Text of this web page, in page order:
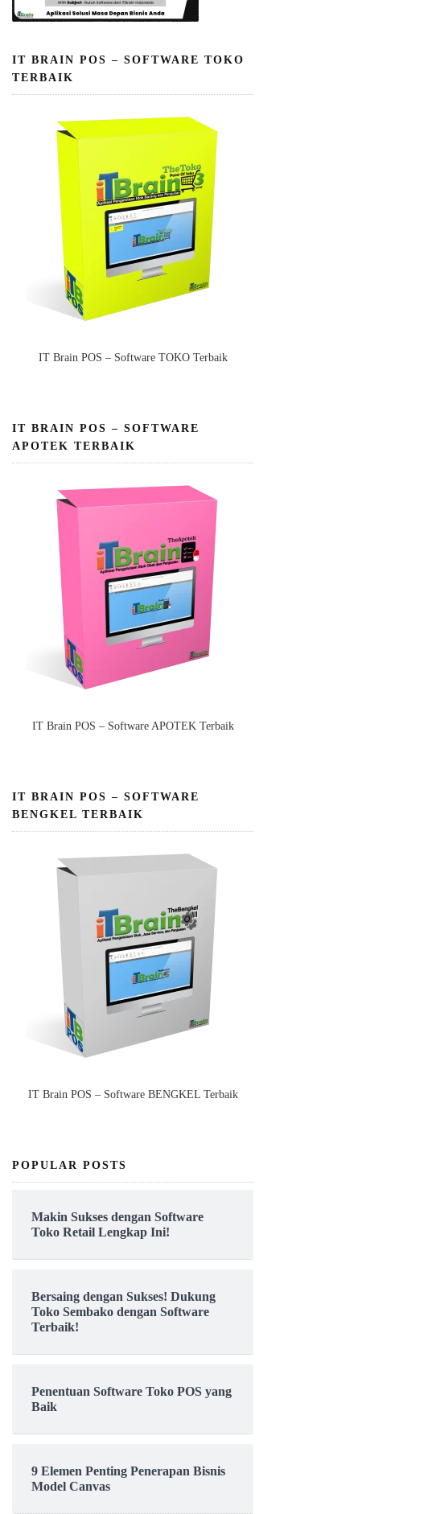
IT BRAIN POS – SOFTWARE TOKO
TERBAIK
IT Brain POS – Software TOKO Terbaik
IT BRAIN POS – SOFTWARE
APOTEK TERBAIK
IT Brain POS – Software APOTEK Terbaik
IT BRAIN POS – SOFTWARE
BENGKEL TERBAIK
IT Brain POS – Software BENGKEL Terbaik
POPULAR POSTS
Makin Sukses dengan Software
Toko Retail Lengkap Ini!
Bersaing dengan Sukses! Dukung
Toko Sembako dengan Software
Terbaik!
Penentuan Software Toko POS yang
Baik
9 Elemen Penting Penerapan Bisnis
Model Canvas